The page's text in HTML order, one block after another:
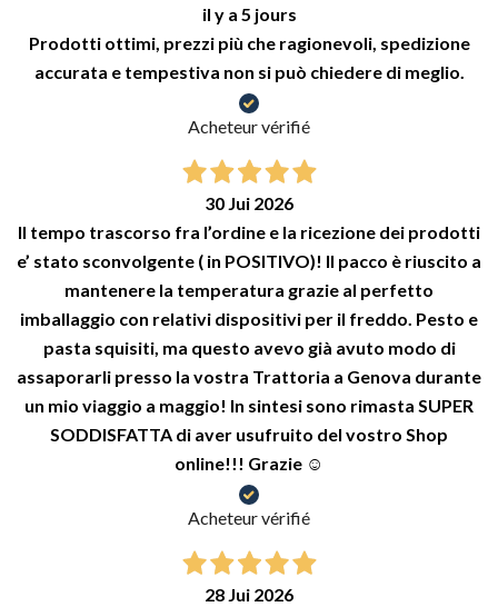
il y a 5 jours
Prodotti ottimi, prezzi più che ragionevoli, spedizione
accurata e tempestiva non si può chiedere di meglio.
Acheteur vérifié
30 Jui 2026
Il tempo trascorso fra l’ordine e la ricezione dei prodotti
e’ stato sconvolgente ( in POSITIVO)! Il pacco è riuscito a
mantenere la temperatura grazie al perfetto
imballaggio con relativi dispositivi per il freddo. Pesto e
pasta squisiti, ma questo avevo già avuto modo di
assaporarli presso la vostra Trattoria a Genova durante
un mio viaggio a maggio! In sintesi sono rimasta SUPER
SODDISFATTA di aver usufruito del vostro Shop
online!!! Grazie ☺️
Acheteur vérifié
28 Jui 2026